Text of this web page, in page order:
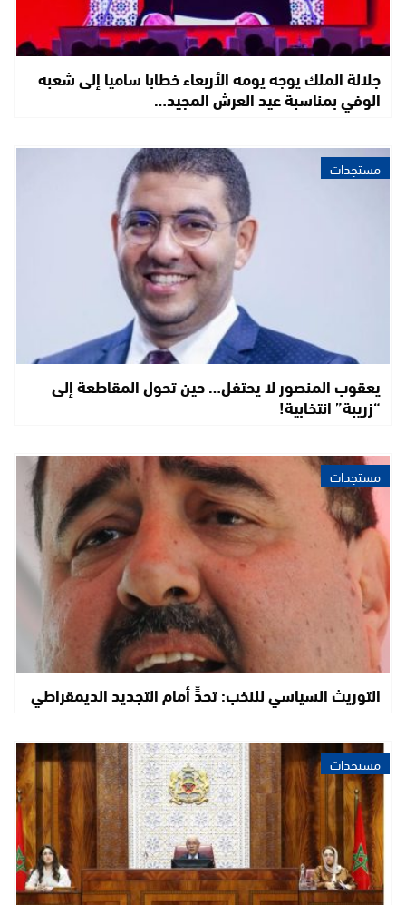
جلالة الملك يوجه يومه الأربعاء خطابا ساميا إلى شعبه
الوفي بمناسبة عيد العرش المجيد…
مستجدات
يعقوب المنصور لا يحتفل… حين تحول المقاطعة إلى
“زريبة” انتخابية!
مستجدات
التوريث السياسي للنخب: تحدٍّ أمام التجديد الديمقراطي
مستجدات